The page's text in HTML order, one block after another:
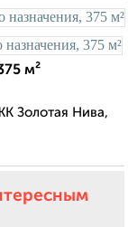
м²
Золотая Нива,